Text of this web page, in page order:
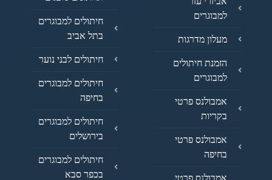
למבוגרים
מעלון מדרגות
הזמנת חיתולים
למבוגרים
אמבולנס פרטי
בקריות
אמבולנס פרטי
בחיפה
חיתולים למבוגרים
בתל אביב
חיתולים לבני נוער
חיתולים למבוגרים
בחיפה
חיתולים למבוגרים
בירושלים
חיתולים למבוגרים
בכפר סבא